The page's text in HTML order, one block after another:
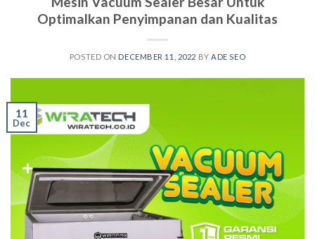
Optimalkan Penyimpanan dan Kualitas
POSTED ON DECEMBER 11, 2022 BYADE SEO
11
Dec